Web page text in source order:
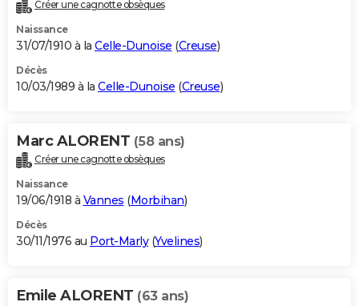
Créer une cagnotte obsèques
Naissance
31/07/1910 à la Celle-Dunoise (Creuse)
Décès
10/03/1989 à la Celle-Dunoise (Creuse)
Marc ALORENT (58 ans)
Créer une cagnotte obsèques
Naissance
19/06/1918 à Vannes (Morbihan)
Décès
30/11/1976 au Port-Marly(Yvelines)
Emile ALORENT (63 ans)